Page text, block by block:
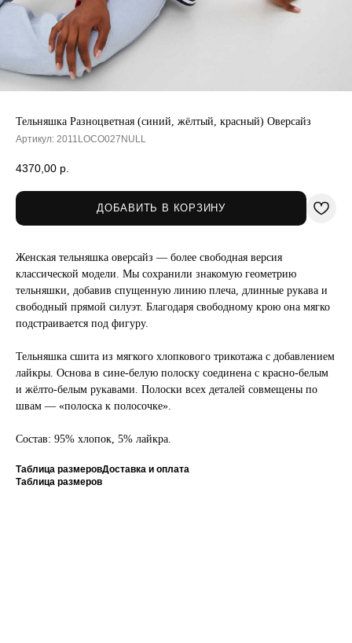
Тельняшка Разноцветная (синий, жёлтый, красный) Оверсайз
Артикул: 2011LOCO027NULL
4370,00 р.
ДОБАВИТЬ В КОРЗИНУ
Женская тельняшка оверсайз — более свободная версия
классической модели. Мы сохранили знакомую геометрию
тельняшки, добавив спущенную линию плеча, длинные рукава и
свободный прямой силуэт. Благодаря свободному крою она мягко
подстраивается под фигуру.
Тельняшка сшита из мягкого хлопкового трикотажа с добавлением
лайкры. Основа в сине-белую полоску соединена с красно-белым
и жёлто-белым рукавами. Полоски всех деталей совмещены по
швам — «полоска к полосочке».
Состав: 95% хлопок, 5% лайкра.
Таблица размеровДоставка и оплата
Таблица размеров